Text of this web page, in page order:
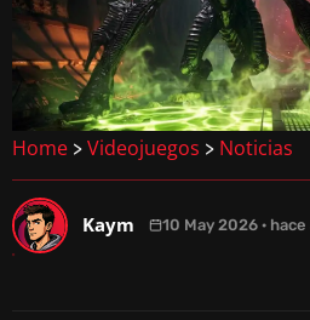
Home > Videojuegos > Noticias
Kaym 10 May 2026 ·